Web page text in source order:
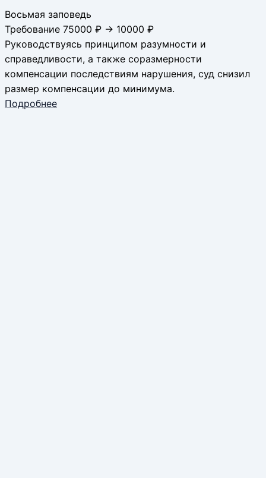
Восьмая заповедь
Требование 75000 ₽ → 10000 ₽
Руководствуясь принципом разумности и
справедливости, а также соразмерности
компенсации последствиям нарушения, суд снизил
размер компенсации до минимума.
Подробнее